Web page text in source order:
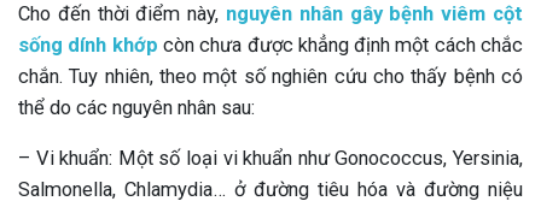
Cho đến thời điểm này, nguyên nhân gây bệnh viêm cột
sống dính khớp còn chưa được khẳng định một cách chắc
chắn. Tuy nhiên, theo một số nghiên cứu cho thấy bệnh có
thể do các nguyên nhân sau:
– Vi khuẩn: Một số loại vi khuẩn như Gonococcus, Yersinia,
Salmonella, Chlamydia… ở đường tiêu hóa và đường niệu